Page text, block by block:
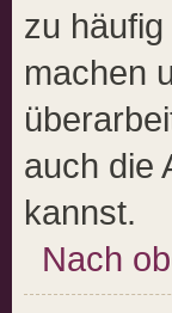
zu
machen
auch die
kannst.
Nach